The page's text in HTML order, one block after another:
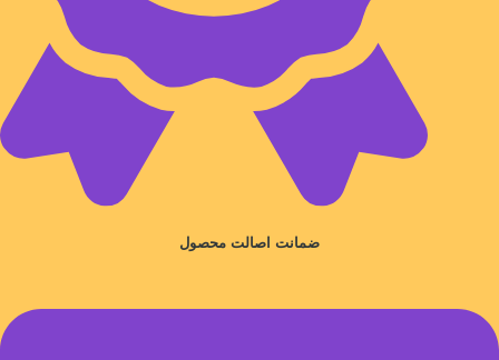
ضمانت اصالت محصول